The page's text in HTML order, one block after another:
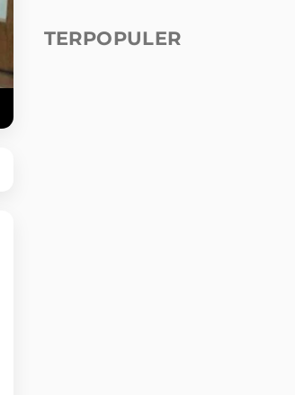
TERPOPULER